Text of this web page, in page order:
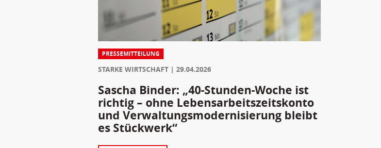
PRESSEMITTEILUNG
STARKE WIRTSCHAFT 29.04.2026
Sascha Binder: „40-Stunden-Woche ist
richtig – ohne Lebensarbeitszeitskonto
und Verwaltungsmodernisierung bleibt
es Stückwerk“